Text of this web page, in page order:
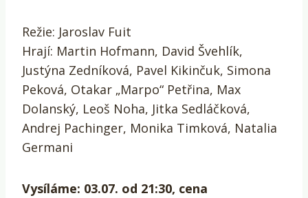
Režie: Jaroslav Fuit
Hrají: Martin Hofmann, David Švehlík,
Justýna Zedníková, Pavel Kikinčuk, Simona
Peková, Otakar „Marpo“ Petřina, Max
Dolanský, Leoš Noha, Jitka Sedláčková,
Andrej Pachinger, Monika Timková, Natalia
Germani
Vysíláme: 03.07. od 21:30, cena